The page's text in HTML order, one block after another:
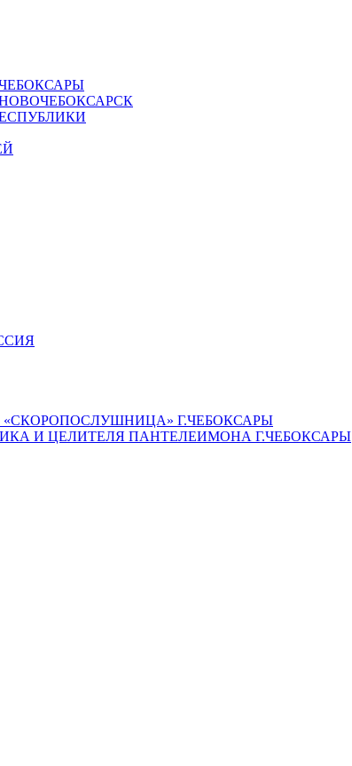
Г.ЧЕБОКСАРЫ
И ЦЕЛИТЕЛЯ ПАНТЕЛЕИМОНА Г.ЧЕБОКСАРЫ